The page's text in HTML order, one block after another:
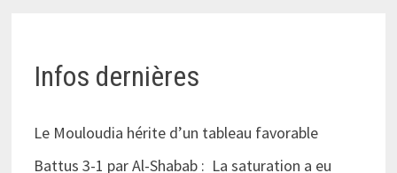
Infos dernières
Le Mouloudia hérite d’un tableau favorable
Battus 3-1 par Al-Shabab : La saturation a eu